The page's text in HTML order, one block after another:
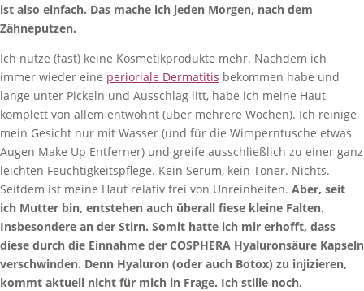
ist also einfach. Das mache ich jeden Morgen, nach dem
Zähneputzen.
Ich nutze (fast) keine Kosmetikprodukte mehr. Nachdem ich
immer wieder eine perioriale Dermatitis bekommen habe und
lange unter Pickeln und Ausschlag litt, habe ich meine Haut
komplett von allem entwöhnt (über mehrere Wochen). Ich reinige
mein Gesicht nur mit Wasser (und für die Wimperntusche etwas
Augen Make Up Entferner) und greife ausschließlich zu einer ganz
leichten Feuchtigkeitspflege. Kein Serum, kein Toner. Nichts.
Seitdem ist meine Haut relativ frei von Unreinheiten. Aber, seit
ich Mutter bin, entstehen auch überall fiese kleine Falten.
Insbesondere an der Stirn. Somit hatte ich mir erhofft, dass
diese durch die Einnahme der COSPHERA Hyaluronsäure Kapseln
verschwinden. Denn Hyaluron (oder auch Botox) zu injizieren,
kommt aktuell nicht für mich in Frage. Ich stille noch.